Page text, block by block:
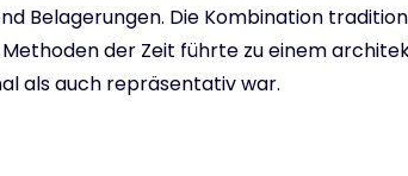
Belagerungen. Die Kombination
der Zeit führte zu einem
als auch repräsentativ war.